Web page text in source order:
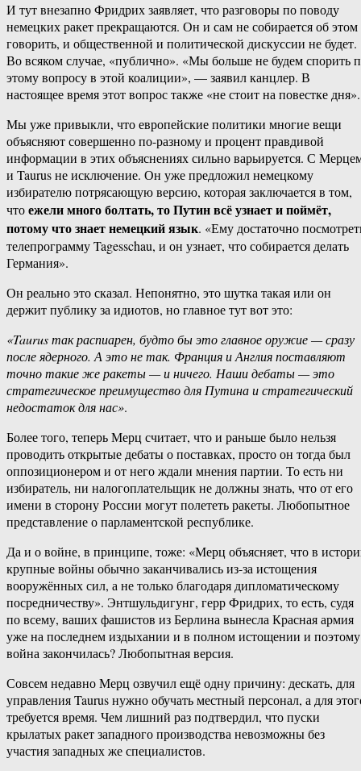
И тут внезапно Фридрих заявляет, что разговоры по поводу
немецких ракет прекращаются. Он и сам не собирается об этом
говорить, и общественной и политической дискуссии не будет.
Во всяком случае, «публично». «Мы больше не будем спорить
этому вопросу в этой коалиции», — заявил канцлер. В
настоящее время этот вопрос также «не стоит на повестке дня».
Мы уже привыкли, что европейские политики многие вещи
объясняют совершенно по-разному и процент правдивой
информации в этих объяснениях сильно варьируется. С
и Taurus не исключение. Он уже предложил немецкому
избирателю потрясающую версию, которая заключается в том,
чтоежели много болтать, то Путин всё узнает и поймёт,
потому что знает немецкий язык. «Ему достаточно
телепрограмму Tagesschau, и он узнает, что собирается делать
Германия».
Он реально это сказал. Непонятно, это шутка такая или он
держит публику за идиотов, но главное тут вот это:
«Taurus так распиарен, будто бы это главное оружие — сразу
после ядерного. А это не так. Франция и Англия поставляют
точно такие же ракеты — и ничего. Наши дебаты — это
стратегическое преимущество для Путина и стратегический
недостаток для нас».
Более того, теперь Мерц считает, что и раньше было нельзя
проводить открытые дебаты о поставках, просто он тогда был
оппозиционером и от него ждали мнения партии. То есть ни
избиратель, ни налогоплательщик не должны знать, что от его
имени в сторону России могут полететь ракеты. Любопытное
представление о парламентской республике.
Да и о войне, в принципе, тоже: «Мерц объясняет, что в
крупные войны обычно заканчивались из-за истощения
вооружённых сил, а не только благодаря дипломатическому
посредничеству». Энтшульдигунг, герр Фридрих, то есть, судя
по всему, ваших фашистов из Берлина вынесла Красная армия
уже на последнем издыхании и в полном истощении и поэтому
война закончилась? Любопытная версия.
Совсем недавно Мерц озвучил ещё одну причину: дескать, для
управления Taurus нужно обучать местный персонал, а для
требуется время. Чем лишний раз подтвердил, что пуски
крылатых ракет западного производства невозможны без
участия западных же специалистов.